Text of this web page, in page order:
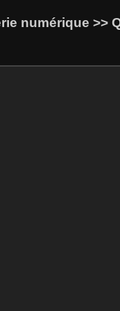
numérique >>